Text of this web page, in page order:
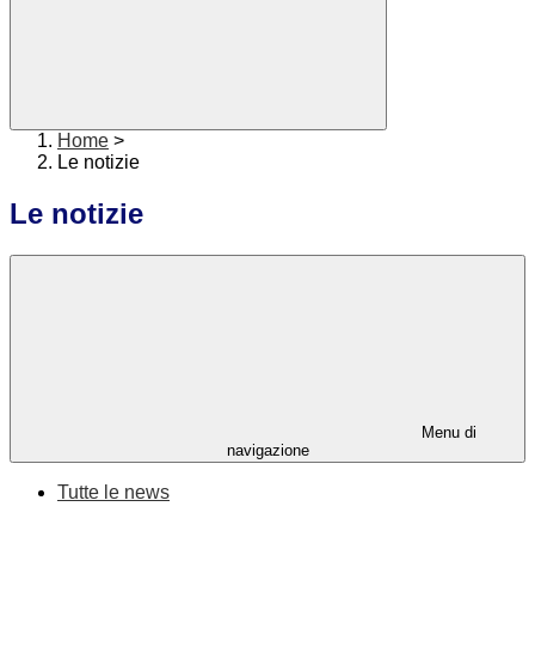
Home >
Le notizie
Le notizie
Menu di
navigazione
Tutte le news